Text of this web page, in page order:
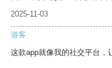
2025-11-03
游客
这款app就像我的社交平台，